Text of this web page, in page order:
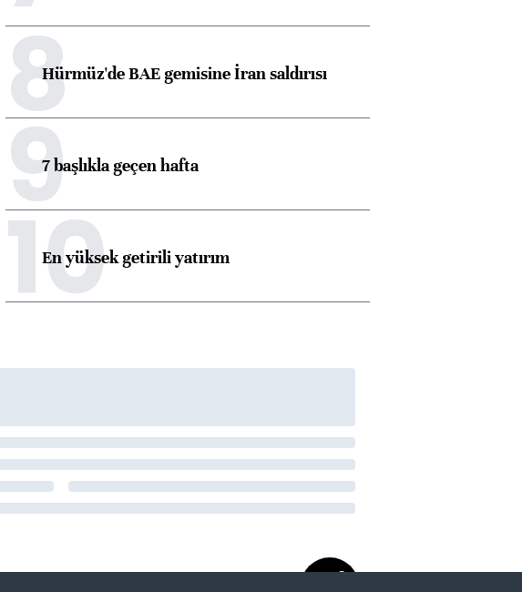
8Hürmüz'de BAE gemisine İran saldırısı
97 başlıkla geçen hafta
10
En yüksek getirili yatırım